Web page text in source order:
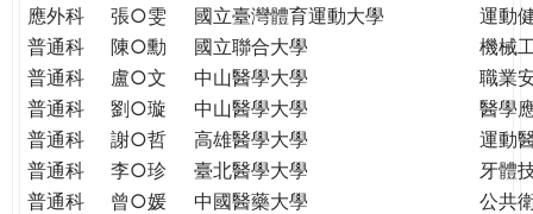
GLOBAL
CITIZENSHIP
應外科
張○雯 國立臺灣體育運動大學
運動
普通科
陳○勳 國立聯合大學
機械
普通科
盧○文 中山醫學大學
職業
普通科
劉○璇 中山醫學大學
醫學
普通科
謝○哲 高雄醫學大學
運動
普通科
李○珍 臺北醫學大學
牙體
普通科
曾○媛 中國醫藥大學
公共